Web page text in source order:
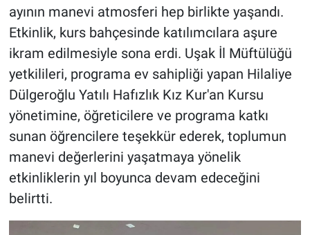
ayının manevi atmosferi hep birlikte yaşandı.
Etkinlik, kurs bahçesinde katılımcılara aşure
ikram edilmesiyle sona erdi. Uşak İl Müftülüğü
yetkilileri, programa ev sahipliği yapan Hilaliye
Dülgeroğlu Yatılı Hafızlık Kız Kur'an Kursu
yönetimine, öğreticilere ve programa katkı
sunan öğrencilere teşekkür ederek, toplumun
manevi değerlerini yaşatmaya yönelik
etkinliklerin yıl boyunca devam edeceğini
belirtti.